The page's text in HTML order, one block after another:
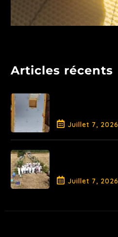
Articles récents
Juillet 7, 2026
Juillet 7, 2026